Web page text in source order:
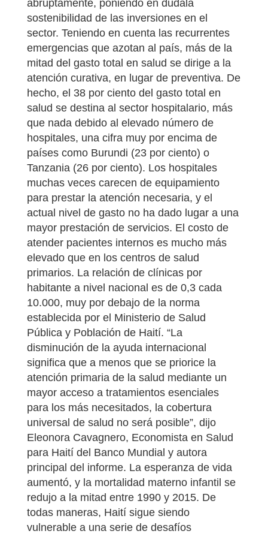
abruptamente, poniendo en dudala
sostenibilidad de las inversiones en el
sector. Teniendo en cuenta las recurrentes
emergencias que azotan al país, más de la
mitad del gasto total en salud se dirige a la
atención curativa, en lugar de preventiva. De
hecho, el 38 por ciento del gasto total en
salud se destina al sector hospitalario, más
que nada debido al elevado número de
hospitales, una cifra muy por encima de
países como Burundi (23 por ciento) o
Tanzania (26 por ciento). Los hospitales
muchas veces carecen de equipamiento
para prestar la atención necesaria, y el
actual nivel de gasto no ha dado lugar a una
mayor prestación de servicios. El costo de
atender pacientes internos es mucho más
elevado que en los centros de salud
primarios. La relación de clínicas por
habitante a nivel nacional es de 0,3 cada
10.000, muy por debajo de la norma
establecida por el Ministerio de Salud
Pública y Población de Haití. “La
disminución de la ayuda internacional
significa que a menos que se priorice la
atención primaria de la salud mediante un
mayor acceso a tratamientos esenciales
para los más necesitados, la cobertura
universal de salud no será posible”, dijo
Eleonora Cavagnero, Economista en Salud
para Haití del Banco Mundial y autora
principal del informe. La esperanza de vida
aumentó, y la mortalidad materno infantil se
redujo a la mitad entre 1990 y 2015. De
todas maneras, Haití sigue siendo
vulnerable a una serie de desafíos